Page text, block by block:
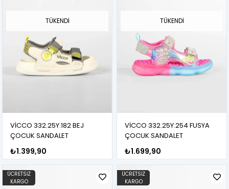
TÜKENDI
VİCCO 332.25Y.182 BEJ
ÇOCUK SANDALET
₺1.399,90
TÜKENDI
VİCCO 332.25Y.254 FUSYA
ÇOCUK SANDALET
₺1.699,90
ÜCRETSIZ
KARGO
ÜCRETSIZ
KARGO